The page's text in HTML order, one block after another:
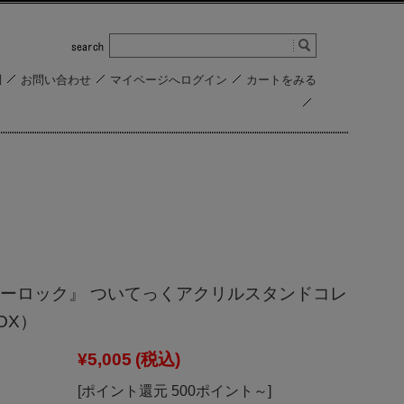
お問い合わせ マイページへログイン カートをみる
ロック』 ついてっくアクリルスタンドコレ
）
¥5,005 (税込)
[ポイント還元 500ポイント～]